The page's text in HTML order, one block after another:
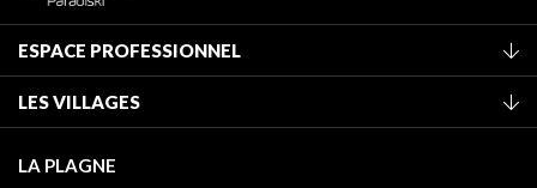
ESPACE PROFESSIONNEL
Classement des meublés
Taxe de séjour
LES VILLAGES
Champagny-en-Vanoise
LA PLAGNE